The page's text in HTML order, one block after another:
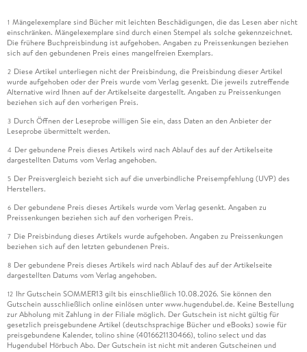
1 Mängelexemplare sind Bücher mit leichten Beschädigungen, die das Lesen aber nicht
einschränken. Mängelexemplare sind durch einen Stempel als solche gekennzeichnet.
Die frühere Buchpreisbindung ist aufgehoben. Angaben zu Preissenkungen beziehen
sich auf den gebundenen Preis eines mangelfreien Exemplars.
2 Diese Artikel unterliegen nicht der Preisbindung, die Preisbindung dieser Artikel
wurde aufgehoben oder der Preis wurde vom Verlag gesenkt. Die jeweils zutreffende
Alternative wird Ihnen auf der Artikelseite dargestellt. Angaben zu Preissenkungen
beziehen sich auf den vorherigen Preis.
3 Durch Öffnen der Leseprobe willigen Sie ein, dass Daten an den Anbieter der
Leseprobe übermittelt werden.
4 Der gebundene Preis dieses Artikels wird nach Ablauf des auf der Artikelseite
dargestellten Datums vom Verlag angehoben.
5 Der Preisvergleich bezieht sich auf die unverbindliche Preisempfehlung (UVP) des
Herstellers.
6 Der gebundene Preis dieses Artikels wurde vom Verlag gesenkt. Angaben zu
Preissenkungen beziehen sich auf den vorherigen Preis.
7 Die Preisbindung dieses Artikels wurde aufgehoben. Angaben zu Preissenkungen
beziehen sich auf den letzten gebundenen Preis.
8 Der gebundene Preis dieses Artikels wird nach Ablauf des auf der Artikelseite
dargestellten Datums vom Verlag angehoben.
12 Ihr Gutschein SOMMER13 gilt bis einschließlich 10.08.2026. Sie können den
Gutschein ausschließlich online einlösen unter www.hugendubel.de. Keine Bestellung
zur Abholung mit Zahlung in der Filiale möglich. Der Gutschein ist nicht gültig für
gesetzlich preisgebundene Artikel (deutschsprachige Bücher und eBooks) sowie für
preisgebundene Kalender, tolino shine (4016621130466), tolino select und das
Hugendubel Hörbuch Abo. Der Gutschein ist nicht mit anderen Gutscheinen und